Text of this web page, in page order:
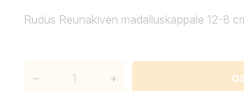
Rudus Reunakiven madalluskappale 12-8
– +